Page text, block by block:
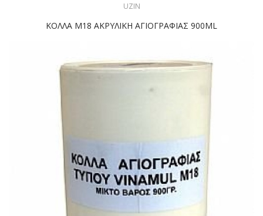
UZIN
ΚΟΛΛΑ M18 ΑΚΡΥΛΙΚΗ ΑΓΙΟΓΡΑΦΙΑΣ 900ML